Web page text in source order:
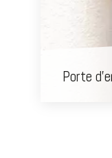
Porte